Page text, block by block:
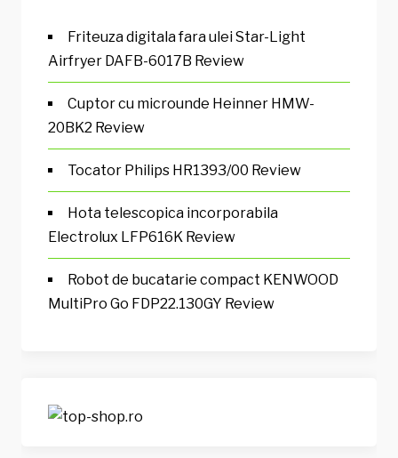
Friteuza digitala fara ulei Star-Light
Airfryer DAFB-6017B Review
Cuptor cu microunde Heinner HMW-
20BK2 Review
Tocator Philips HR1393/00 Review
Hota telescopica incorporabila
Electrolux LFP616K Review
Robot de bucatarie compact KENWOOD
MultiPro Go FDP22.130GY Review